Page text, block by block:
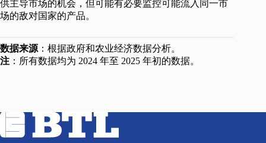
供主导市场的机会，但可能有必要监控可能流入同一市
场的敌对国家的产品。
数据来源 ：根据政府和农业经济数据分析。
注 ：所有数据均为 2024 年至 2025 年初的数据。